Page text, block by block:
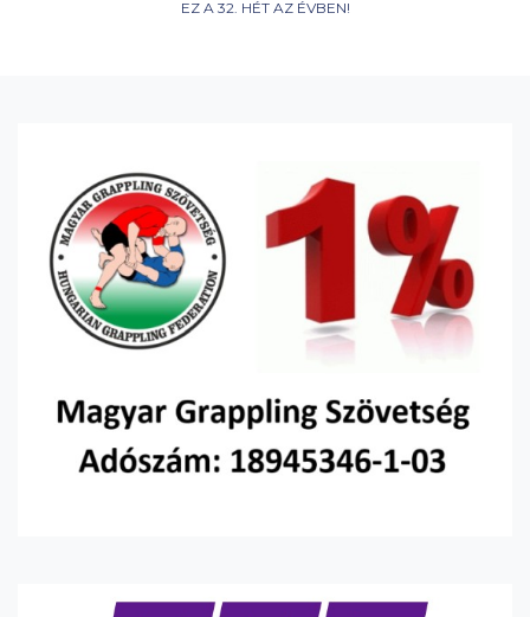
EZ A 32. HÉT AZ ÉVBEN!